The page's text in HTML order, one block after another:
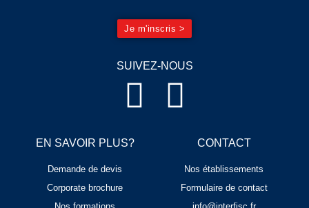
CONTACT
Nos établissements
Formulaire de contact
EN SAVOIR PLUS?
Demande de devis
Corporate brochure
SUIVEZ-NOUS
Je m'inscris >